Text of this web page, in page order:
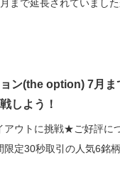
まで延長されていました
ン(the option) 7月ま
しよう！
ウトに挑戦★ご好評に
限定30秒取引の人気6銘